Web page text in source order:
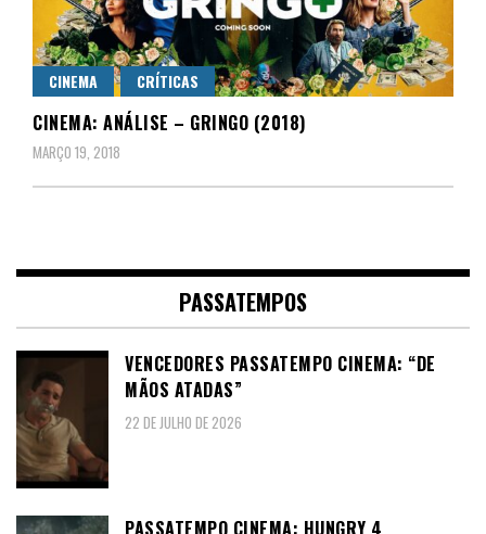
CINEMA CRÍTICAS
CINEMA: ANÁLISE – GRINGO (2018)
MARÇO 19, 2018
PASSATEMPOS
VENCEDORES PASSATEMPO CINEMA: “DE
MÃOS ATADAS”
22 DE JULHO DE 2026
PASSATEMPO CINEMA: HUNGRY 4